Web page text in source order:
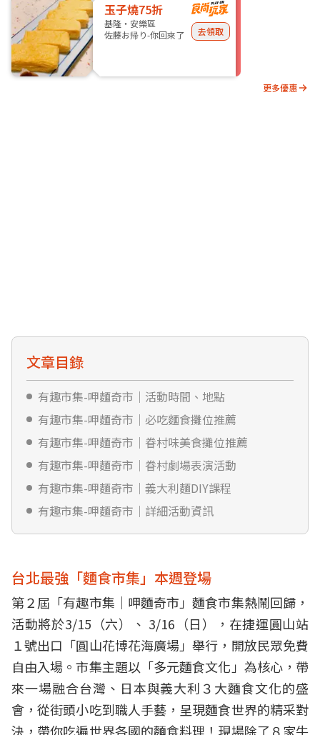
玉子燒75折
基隆・安樂區
佐藤お帰り-你回來了
去領取
更多優惠
文章目錄
有趣市集-呷麵奇市｜活動時間、地點
有趣市集-呷麵奇市｜必吃麵食攤位推薦
有趣市集-呷麵奇市｜眷村味美食攤位推薦
有趣市集-呷麵奇市｜眷村劇場表演活動
有趣市集-呷麵奇市｜義大利麵DIY課程
有趣市集-呷麵奇市｜詳細活動資訊
台北最強「麵食市集」本週登場
第２屆「有趣市集｜呷麵奇市」麵食市集熱鬧回歸，
活動將於3/15（六）、 3/16（日），在捷運圓山站
１號出口「圓山花博花海廣場」舉行，開放民眾免費
自由入場。市集主題以「多元麵食文化」為核心，帶
來一場融合台灣、日本與義大利３大麵食文化的盛
會，從街頭小吃到職人手藝，呈現麵食世界的精采對
決，帶你吃遍世界各國的麵食料理！現場除了８家牛